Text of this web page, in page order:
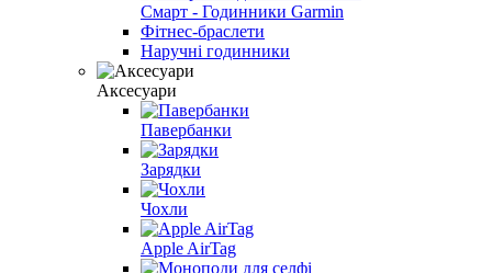
Смарт - Годинники Garmin
Фітнес-браслети
Наручні годинники
Аксесуари
Павербанки
Зарядки
Чохли
Apple AirTag